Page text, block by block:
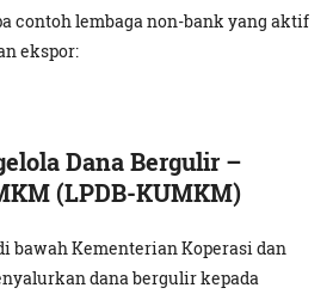
contoh lembaga non-bank yang aktif
ekspor:
Dana Bergulir –
(LPDB-KUMKM)
bawah Kementerian Koperasi dan
dana bergulir kepada